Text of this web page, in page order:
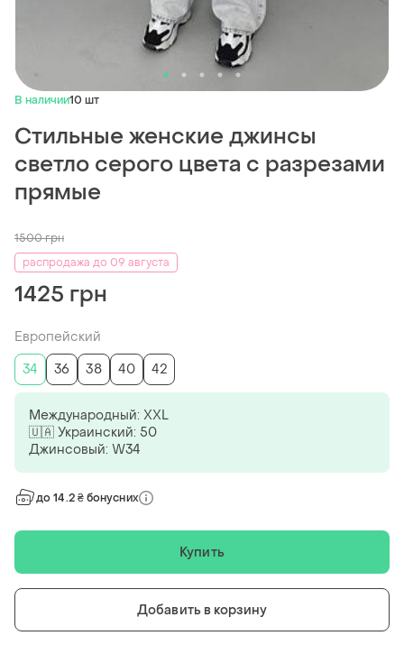
В наличии10 шт
Стильные женские джинсы
светло серого цвета с разрезами
прямые
1500грн
распродажа до 09 августа
1425 грн
Европейский
34
36 38 40 42
Международный: XXL
🇺🇦 Украинский: 50
Джинсовый: W34
до 14.2 ₴ бонусних
Купить
Добавить в корзину